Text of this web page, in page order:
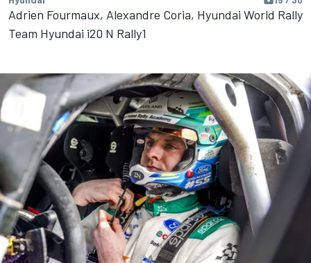
Adrien Fourmaux, Alexandre Coria, Hyundai World Rally
Team Hyundai i20 N Rally1